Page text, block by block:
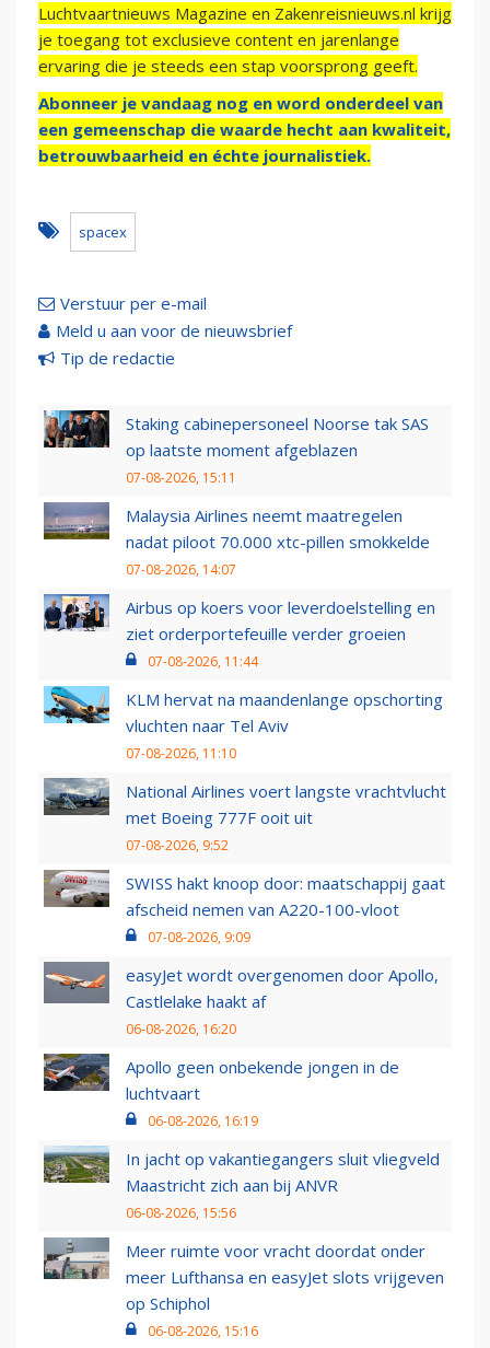
Luchtvaartnieuws Magazine en Zakenreisnieuws.nl krijg
je toegang tot exclusieve content en jarenlange
ervaring die je steeds een stap voorsprong geeft.
Abonneer je vandaag nog en word onderdeel van
een gemeenschap die waarde hecht aan kwaliteit,
betrouwbaarheid en échte journalistiek.
spacex
Verstuur per e-mail
Meld u aan voor de nieuwsbrief
Tip de redactie
Staking cabinepersoneel Noorse tak SAS
op laatste moment afgeblazen
07-08-2026, 15:11
Malaysia Airlines neemt maatregelen
nadat piloot 70.000 xtc-pillen smokkelde
07-08-2026, 14:07
Airbus op koers voor leverdoelstelling en
ziet orderportefeuille verder groeien
07-08-2026, 11:44
KLM hervat na maandenlange opschorting
vluchten naar Tel Aviv
07-08-2026, 11:10
National Airlines voert langste vrachtvlucht
met Boeing 777F ooit uit
07-08-2026, 9:52
SWISS hakt knoop door: maatschappij gaat
afscheid nemen van A220-100-vloot
07-08-2026, 9:09
easyJet wordt overgenomen door Apollo,
Castlelake haakt af
06-08-2026, 16:20
Apollo geen onbekende jongen in de
luchtvaart
06-08-2026, 16:19
In jacht op vakantiegangers sluit vliegveld
Maastricht zich aan bij ANVR
06-08-2026, 15:56
Meer ruimte voor vracht doordat onder
meer Lufthansa en easyJet slots vrijgeven
op Schiphol
06-08-2026, 15:16